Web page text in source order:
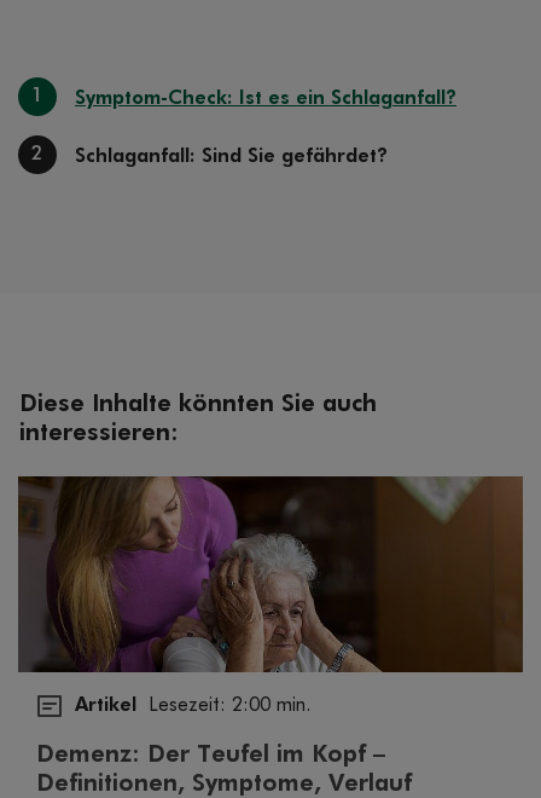
1 Symptom-Check: Ist es ein Schlaganfall?
2 Schlaganfall: Sind Sie gefährdet?
Diese Inhalte könnten Sie auch
interessieren:
Artikel Lesezeit: 2:00 min.
Demenz: Der Teufel im Kopf –
Definitionen, Symptome, Verlauf